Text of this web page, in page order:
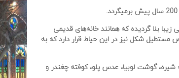
های چوبی و رنگی زیبا بنا گردیده که همانند خانه‌های قدیمی
مستطیل شکل نیز در این حیاط قرار دارد که به
گوشت لوبیا، عدس پلو، کوفته چغندر و